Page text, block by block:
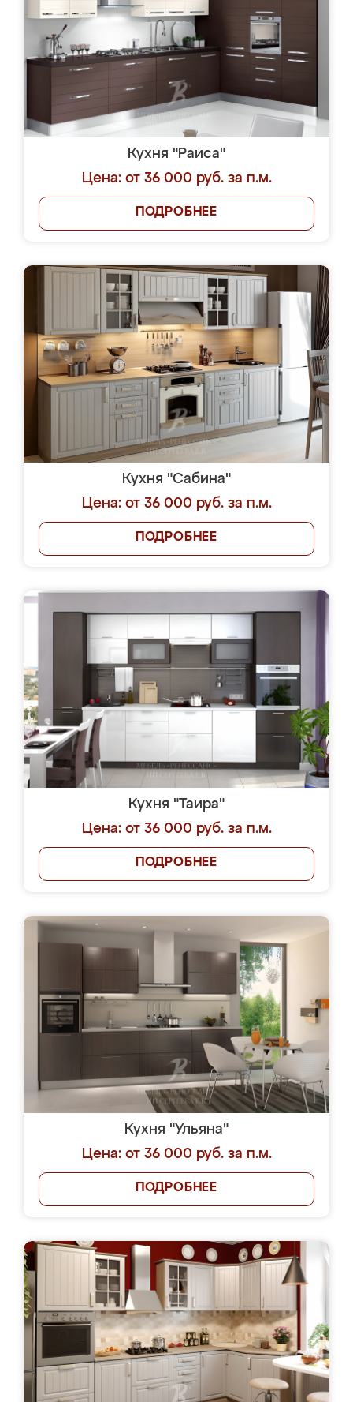
Кухня "Раиса"
Цена: от 36 000 руб. за п.м.
ПОДРОБНЕЕ
Кухня "Сабина"
Цена: от 36 000 руб. за п.м.
ПОДРОБНЕЕ
Кухня "Таира"
Цена: от 36 000 руб. за п.м.
ПОДРОБНЕЕ
Кухня "Ульяна"
Цена: от 36 000 руб. за п.м.
ПОДРОБНЕЕ